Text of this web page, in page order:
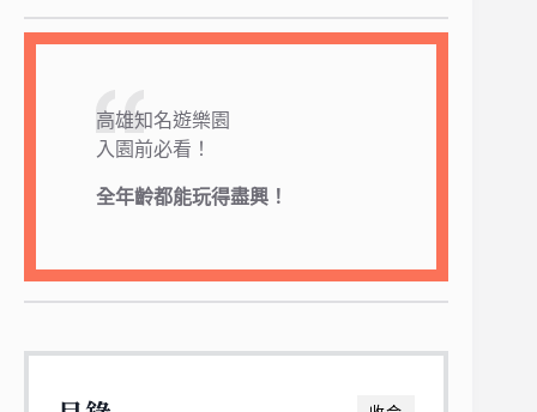
高雄知名遊樂園
入園前必看！
全年齡都能玩得盡興！